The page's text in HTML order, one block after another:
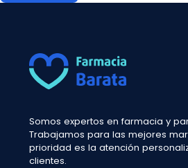
Somos expertos en farmacia y
Trabajamos para las mejores
prioridad es la atención
clientes.